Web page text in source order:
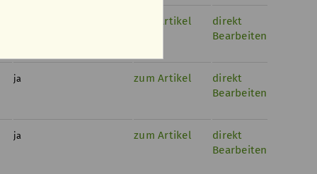
zum Artikel
direkt
Bearbeiten
ja zum Artikel
direkt
Bearbeiten
ja zum Artikel
direkt
Bearbeiten